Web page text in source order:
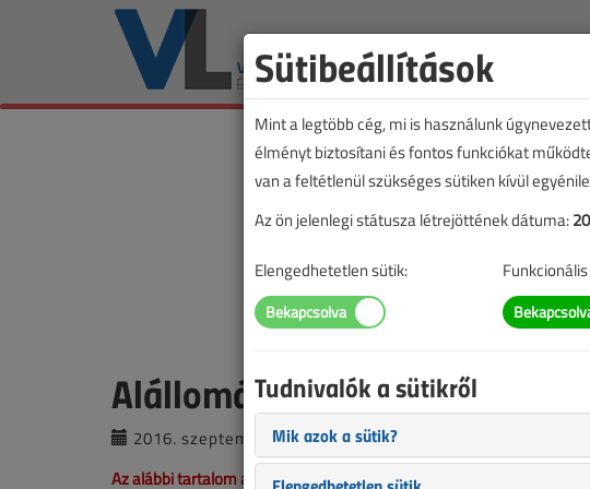
Alállomások digitálisan
2016. szeptember 27. | Lantos Tivadar
Az alábbi tartalom archív, 10 éve frissült utoljára. A cikkben szereplő
Sütibeállítások
Mint a legtöbb cég, mi is használunk
élményt biztosítani és fontos funkciókat
van a feltétlenül szükséges sütiken kívül
Az ön jelenlegi státusza létrejöttének dátuma:
Elengedhetetlen sütik:
Tudnivalók a sütikről
Mik azok a sütik?